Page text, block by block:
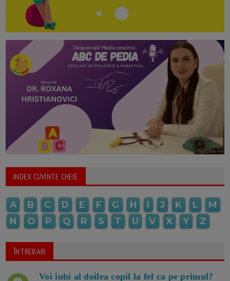
INDEX CUVINTE CHEIE
A B C D E F G H I J K L
M
N
O P Q R S T U V X Y Z
ÎNTREBARI
Voi iubi al doilea copil la fel ca pe primul?